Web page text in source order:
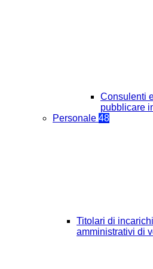
Consulenti
pubblicare
Personale 48
Titolari di
amministrativi di